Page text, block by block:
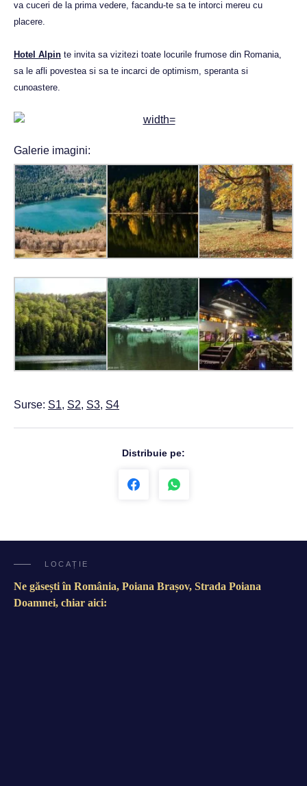
va cuceri de la prima vedere, facandu-te sa te intorci mereu cu
placere.
Hotel Alpin te invita sa vizitezi toate locurile frumose din Romania,
sa le afli povestea si sa te incarci de optimism, speranta si
cunoastere.
Galerie imagini:
Surse: S1, S2, S3, S4
Distribuie pe:
LOCAȚIE
Ne găsești în România, Poiana Brașov, Strada Poiana
Doamnei, chiar aici: